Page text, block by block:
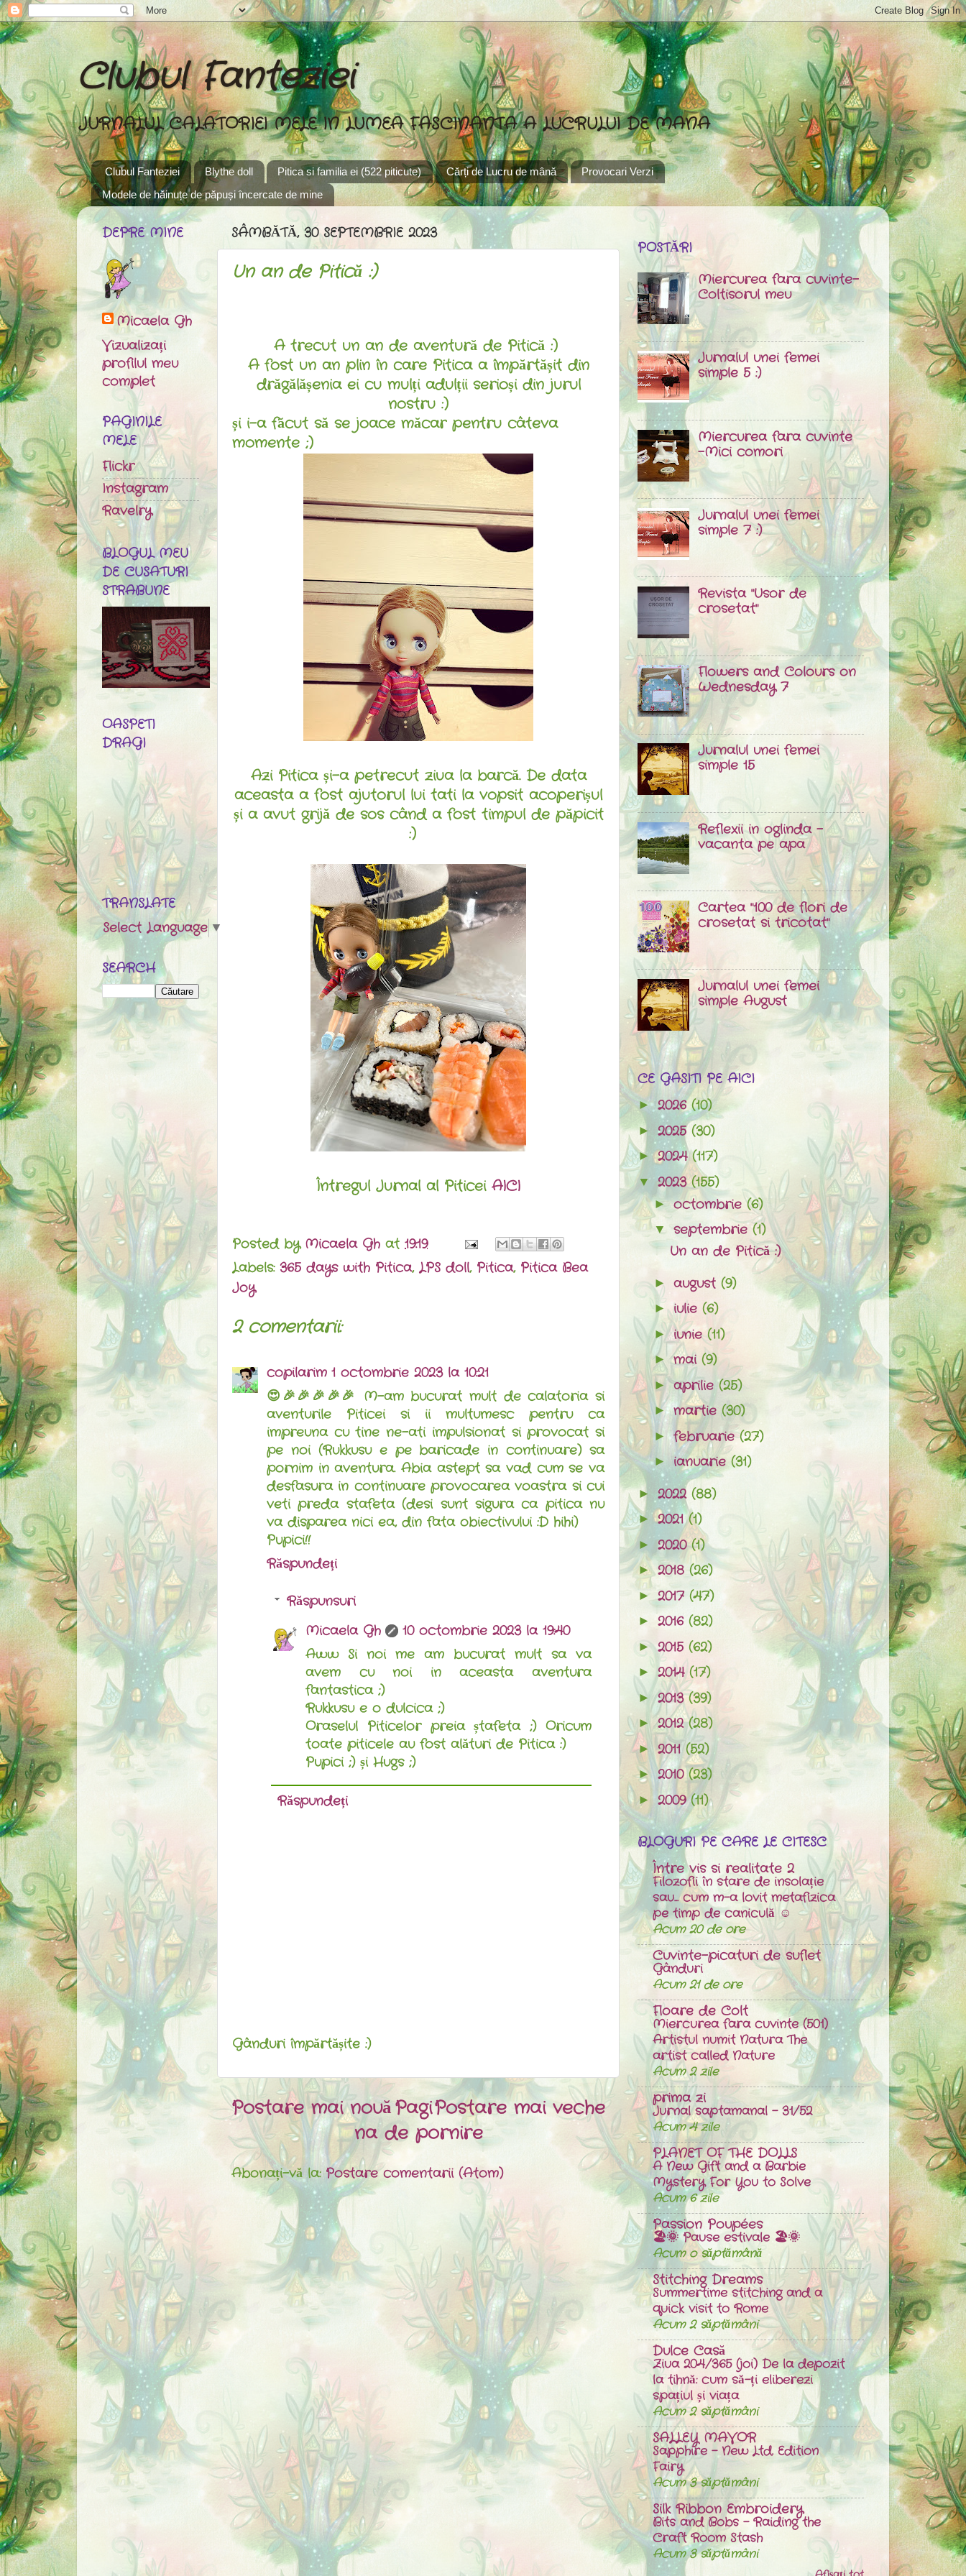
Clubul Fanteziei
JURNALUL CALATORIEI MELE IN LUMEA FASCINANTA A LUCRULUI DE MANA
Clubul Fanteziei Blythe doll Pitica si familia ei (522 piticute) Cărți de Lucru de mână
Provocari Verzi
Modele de hăinuțe de păpuși încercate de mine
SÂMBĂTĂ, 30 SEPTEMBRIE 2023
Un an de Pitică :)
A trecut un an de aventură de Pitică :)
A fost un an plin în care Pitica a împărtășit din
drăgălășenia ei cu mulți adulții serioși din jurul
nostru :)
și i-a făcut să se joace măcar pentru câteva
momente ;)
Azi Pitica și-a petrecut ziua la barcă. De data
aceasta a fost ajutorul lui tati la vopsit acoperișul
și a avut grijă de sos când a fost timpul de păpicit
:)
Întregul Jurnal al Piticei AICI
Posted byMicaela Gh at 19:19
Labels: 365 days with Pitica, LPS doll, Pitica, Pitica Bea
Joy
2 comentarii:
copilarim 1 octombrie 2023 la 10:21
😍🎉🎉🎉🎉🎉 M-am bucurat mult de calatoria si
aventurile Piticei si ii multumesc pentru ca
impreuna cu tine ne-ati impulsionat si provocat si
pe noi (Rukkusu e pe baricade in continuare) sa
pornim in aventura. Abia astept sa vad cum se va
desfasura in continuare provocarea voastra si cui
veti preda stafeta (desi sunt sigura ca pitica nu
va disparea nici ea, din fata obiectivului :D hihi)
Pupici!!
Răspundeți
Răspunsuri
Micaela Gh
10 octombrie 2023 la 19:40
Aww Si noi me am bucurat mult sa va
avem cu noi in aceasta aventura
fantastica ;)
Rukkusu e o dulcica ;)
Oraselul Piticelor preia ștafeta ;) Oricum
toate piticele au fost alături de Pitica :)
Pupici ;) și Hugs ;)
Răspundeți
Gânduri împărtășite :)
Postare mai nouă Postare mai veche
Pagi
na de pornire
Abonați-vă la:Postare comentarii (Atom)
DEPRE MINE
Micaela Gh
Vizualizați
profilul meu
complet
PAGINILE
MELE
Flickr
Instagram
Ravelry
BLOGUL MEU
DE CUSATURI
STRABUNE
OASPETI
DRAGI
TRANSLATE
Select Language▼
SEARCH
POSTĂRI
Miercurea fara cuvinte-
Coltisorul meu
Jurnalul unei femei
simple 5 :)
Miercurea fara cuvinte
-Mici comori
Jurnalul unei femei
simple 7 :)
Revista "Usor de
crosetat"
Flowers and Colours on
Wednesday 7
Jurnalul unei femei
simple 15
Reflexii in oglinda -
vacanta pe apa
Cartea "100 de flori de
crosetat si tricotat"
Jurnalul unei femei
simple August
CE GASITI PE AICI
► 2026(10)
► 2025(30)
►2024(117)
▼ 2023(155)
►octombrie(6)
▼ septembrie(1)
Un an de Pitică :)
► august (9)
► iulie (6)
►iunie(11)
►mai (9)
►aprilie(25)
►martie (30)
►februarie(27)
► ianuarie (31)
► 2022 (88)
►2021(1)
► 2020(1)
► 2018 (26)
► 2017 (47)
► 2016 (82)
►2015 (62)
► 2014(17)
►2013(39)
►2012(28)
►2011(52)
► 2010(23)
► 2009(11)
BLOGURI PE CARE LE CITESC
Între vis si realitate 2
Filozofii în stare de insolație
sau... cum m-a lovit metafizica
pe timp de caniculă ☺
Acum 20 de ore
Cuvinte-picaturi de suflet
Gânduri
Acum 21 de ore
Floare de Colt
Miercurea fara cuvinte (501)
Artistul numit Natura The
artist called Nature
Acum 2 zile
prima zi
Jurnal saptamanal - 31/52
Acum 4 zile
PLANET OF THE DOLLS
A New Gift and a Barbie
Mystery For You to Solve
Acum 6 zile
Passion Poupées
🏖️🌞 Pause estivale 🏖️🌞
Acum o săptămână
Stitching Dreams
Summertime stitching and a
quick visit to Rome
Acum 2 săptămâni
Dulce Casă
Ziua 204/365 (joi) De la depozit
la tihnă: cum să-ți eliberezi
spațiul și viața
Acum 2 săptămâni
SALLEY MAVOR
Sapphire – New Ltd. Edition
Fairy
Acum 3 săptămâni
Silk Ribbon Embroidery
Bits and Bobs - Raiding the
Craft Room Stash
Acum 3 săptămâni